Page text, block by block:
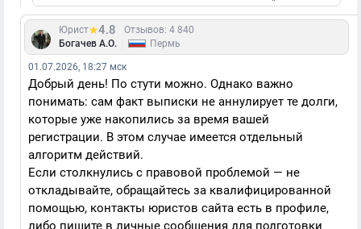
Юрист 4.8
Отзывов: 4 840
Богачев А.О.
Пермь
01.07.2026, 18:27 мск
Добрый день! По стути можно. Однако важно
понимать: сам факт выписки не аннулирует те долги,
которые уже накопились за время вашей
регистрации. В этом случае имеется отдельный
алгоритм действий.
Если столкнулись с правовой проблемой — не
откладывайте, обращайтесь за квалифицированной
помощью, контакты юристов сайта есть в профиле,
либо пишите в личные сообщения для подготовки